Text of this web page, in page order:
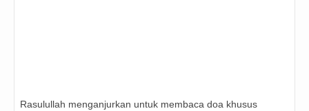
Rasulullah menganjurkan untuk membaca doa khusus